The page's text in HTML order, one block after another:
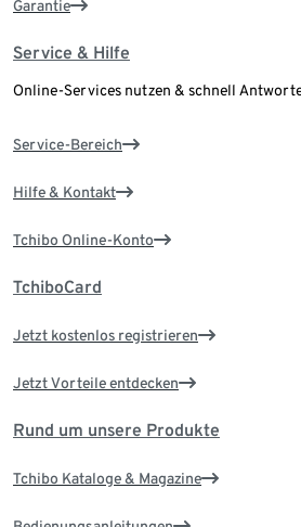
Garantie
Service & Hilfe
Online-Services nutzen & schnell
Service-Bereich
Hilfe & Kontakt
Tchibo Online-Konto
TchiboCard
Jetzt kostenlos registrieren
Jetzt Vorteile entdecken
Rund um unsere Produkte
Tchibo Kataloge & Magazine